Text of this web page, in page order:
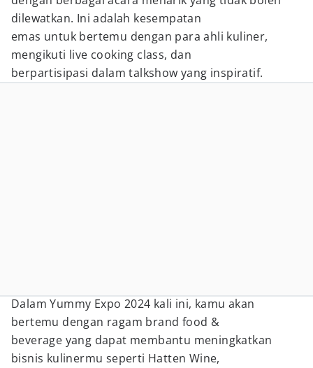
dilewatkan. Ini adalah kesempatan
emas untuk bertemu dengan para ahli kuliner,
mengikuti live cooking class, dan
berpartisipasi dalam talkshow yang inspiratif.
Dalam Yummy Expo 2024 kali ini, kamu akan
bertemu dengan ragam brand food &
beverage yang dapat membantu meningkatkan
bisnis kulinermu seperti Hatten Wine,